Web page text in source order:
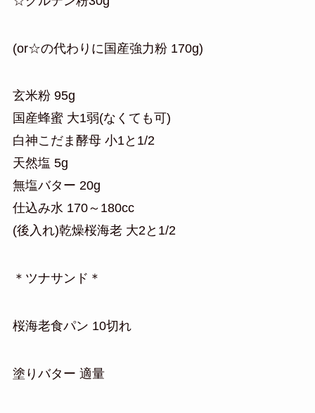
(or☆の代わりに国産強力粉 170g)
玄米粉 95g
国産蜂蜜 大1弱(なくても可)
白神こだま酵母 小1と1/2
天然塩 5g
無塩バター 20g
仕込み水 170～180cc
(後入れ)乾燥桜海老 大2と1/2
＊ツナサンド＊
桜海老食パン 10切れ
塗りバター 適量